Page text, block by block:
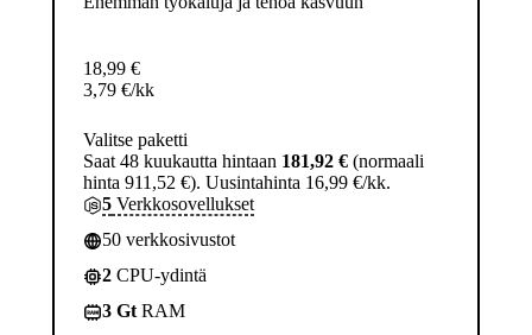
18,99 €
3,79 €/kk
Valitse paketti
Saat 48 kuukautta hintaan 181,92 € (normaali
hinta 911,52 €). Uusintahinta 16,99 €/kk.
5 Verkkosovellukset
50 verkkosivustot
2 CPU-ydintä
3 Gt RAM